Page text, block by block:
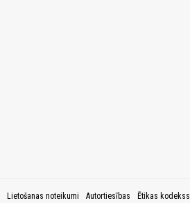
Lietošanas noteikumi Autortiesības Ētikas kodekss